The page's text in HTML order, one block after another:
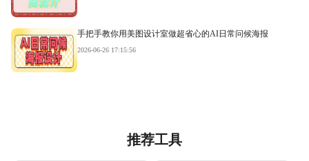
手把手教你用美图设计室做超省心的AI日常问候海报
2026-06-26 17:15:56
推荐工具